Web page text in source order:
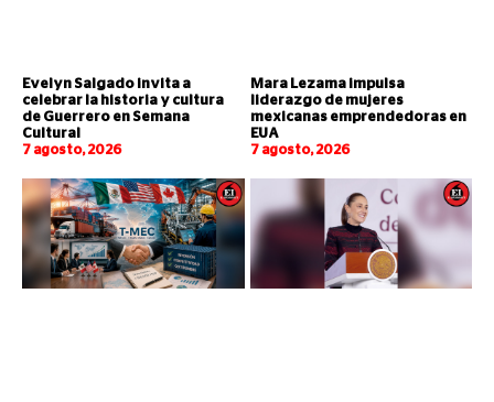
Evelyn Salgado invita a
celebrar la historia y cultura
de Guerrero en Semana
Cultural
7 agosto, 2026
Mara Lezama impulsa
liderazgo de mujeres
mexicanas emprendedoras en
EUA
7 agosto, 2026